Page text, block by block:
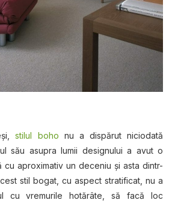
stilul boho nu a dispărut niciodată
său asupra lumii designului a avut o
cu aproximativ un deceniu şi asta dintr-
stil bogat, cu aspect stratificat, nu a
cu vremurile hotărâte, să facă loc